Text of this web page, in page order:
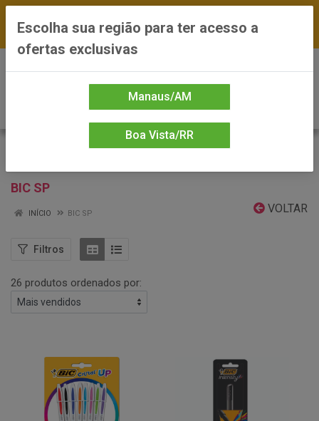
*Preços exclusivos do site — Entrega em até 24h
BIC SP
VOLTAR
INÍCIO BIC SP
Filtros
26 produtos ordenados por:
Escolha sua região para ter acesso a
ofertas exclusivas
Manaus/AM
Boa Vista/RR